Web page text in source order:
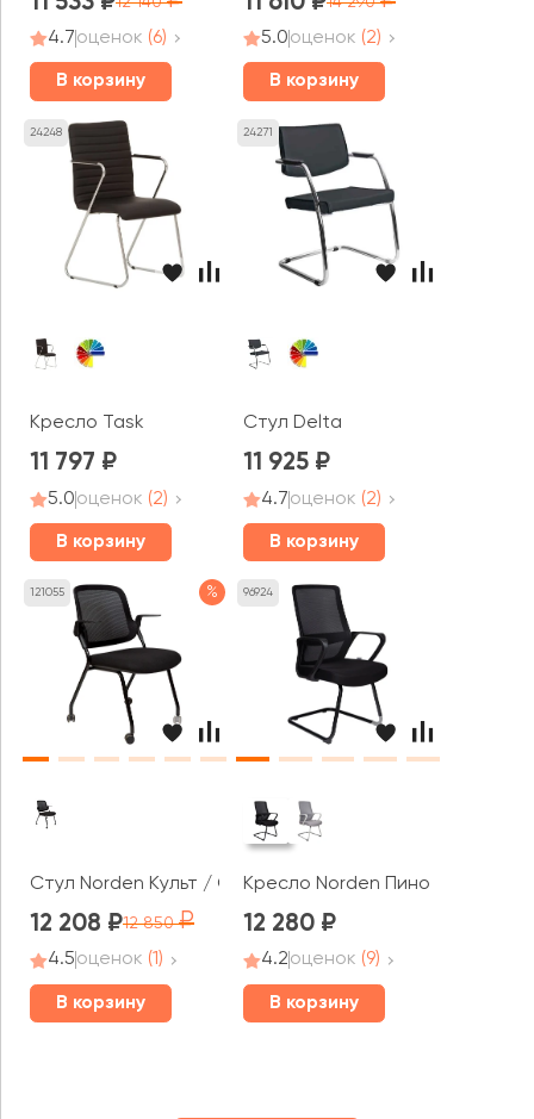
4.7оценок (6)
В корзину
5.0оценок (2)
В корзину
24248
Кресло Task
11 797
5.0оценок (2)
В корзину
24271
Стул Delta
11 925
4.7оценок (2)
В корзину
121055 %
Стул Norden Культ / Cult
12 208 12 850
4.5оценок (1)
В корзину
96924
Кресло Norden Пино / Pino
12 280
4.2оценок (9)
В корзину